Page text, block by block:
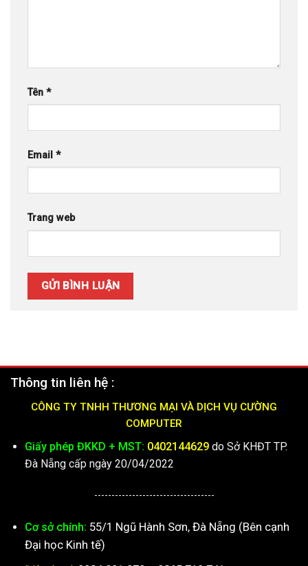
Tên *
Email *
Trang web
Thông tin liên hệ :
CÔNG TY TNHH THƯƠNG MẠI VÀ DỊCH VỤ CƯỜNG
COMPUTER
Giấy phép ĐKKD + MST: 0402144629do Sở KHĐT TP.
Đà Nẵng cấp ngày 20/04/2022
-----------------------------------
Cơ sở chính: 55/1 Ngũ Hành Sơn, Đà Nẵng (Bên cạnh
Đại học Kinh tế)